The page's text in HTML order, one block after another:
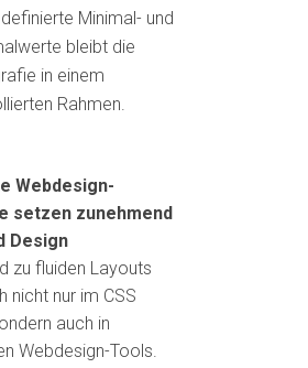
Minimal- und
bleibt die
in einem
Rahmen.
Webdesign-
setzen zunehmend
Design
zu fluiden Layouts
nicht nur im CSS
auch in
Webdesign-Tools.